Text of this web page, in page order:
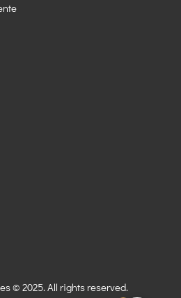
© 2025. All rights reserved.